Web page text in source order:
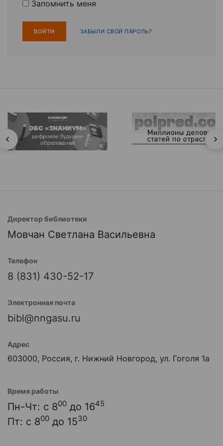
Запомнить меня
ЗАБЫЛИ СВОЙ ПАРОЛЬ?
Директор библиотеки
Мовчан Светлана Васильевна
Телефон
8 (831) 430-52-17
Электронная почта
bibl@nngasu.ru
Адрес
603000, Россия, г. Нижний Новгород, ул. Гоголя 1а
Время работы
Пн-Чт: с 800 до 1645
Пт: с 800 до 1530